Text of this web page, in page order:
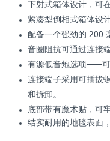
下射式箱体设计，可
紧凑型倒相式箱体设
配备一个强劲的 200
音圈阻抗可通过连接
有源低音炮选项——可
连接端子采用可插拔
和拆卸。
底部带有魔术贴，可
结实耐用的地毯表面